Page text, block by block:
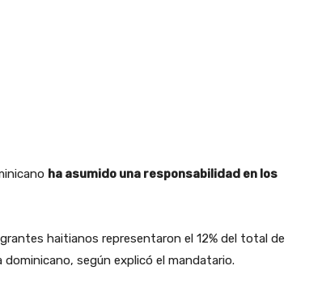
ha asumido una responsabilidad en los
haitianos representaron el 12% del total de
según explicó el mandatario.